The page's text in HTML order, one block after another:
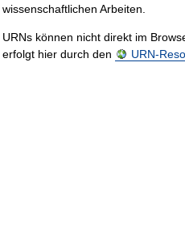
wissenschaftlichen Arbeiten.
URNs können nicht direkt im
erfolgt hier durch den
URN-